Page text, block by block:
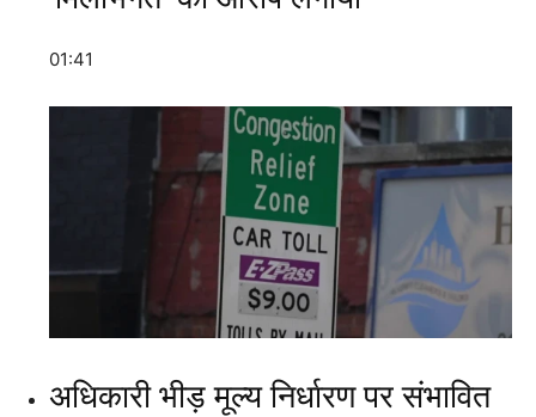
01:41
अधिकारी भीड़ मूल्य निर्धारण पर संभावित